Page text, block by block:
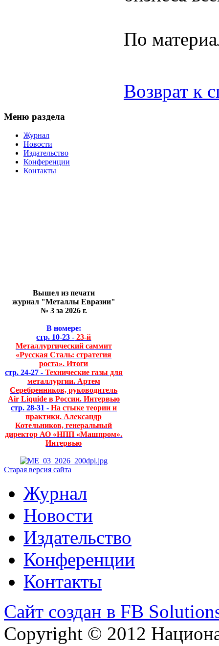
По
Возврат к
Меню раздела
Журнал
Новости
Издательство
Конференции
Контакты
Вышел из печати
журнал "Металлы Евразии"
№ 3 за 2026 г.
В номере:
стр. 10-23 - 23-й
Металлургический саммит
«Русская Сталь: стратегия
роста». Итоги
стр. 24-27 - Технические газы для
металлургии. Артем
Серебренников, руководитель
Air Liquide в России. Интервью
стр. 28-31 - На стыке теории и
практики. Александр
Котельников, генеральный
директор АО «НПП «Машпром».
Интервью
Старая версия сайта
Журнал
Новости
Издательство
Конференции
Контакты
Сайт создан в FB
Copyright © 2012